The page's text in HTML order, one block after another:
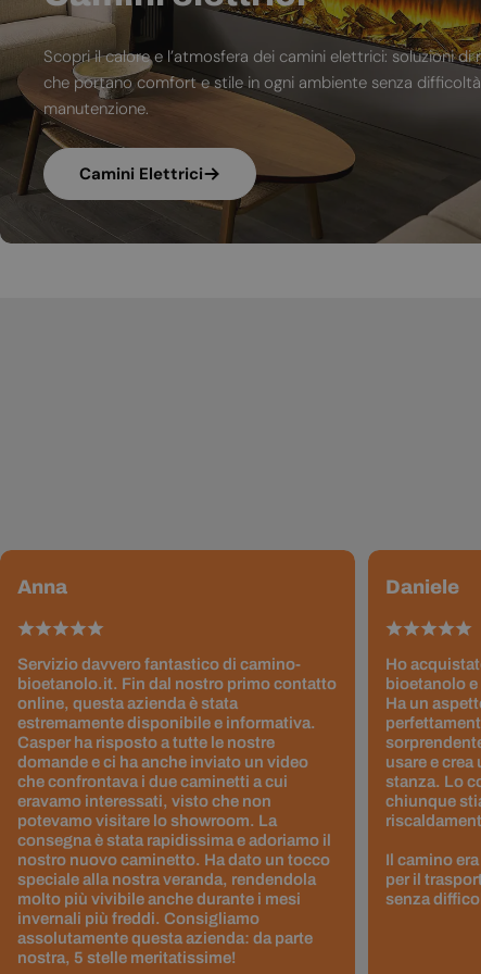
Scopri il calore e l’atmosfera dei camini elettrici: soluzioni
che portano comfort e stile in ogni ambiente senza
manutenzione.
Camini Elettrici
Anna
Servizio davvero fantastico di camino-
bioetanolo.it. Fin dal nostro primo contatto
online, questa azienda è stata
estremamente disponibile e informativa.
Casper ha risposto a tutte le nostre
domande e ci ha anche inviato un video
che confrontava i due caminetti a cui
eravamo interessati, visto che non
potevamo visitare lo showroom. La
consegna è stata rapidissima e adoriamo il
nostro nuovo caminetto. Ha dato un tocco
speciale alla nostra veranda, rendendola
molto più vivibile anche durante i mesi
invernali più freddi. Consigliamo
assolutamente questa azienda: da parte
nostra, 5 stelle meritatissime!
Daniele
Ho
bioetanolo
Ha un
usare e crea
stanza. Lo
chiunque
Il camino
per il
senza